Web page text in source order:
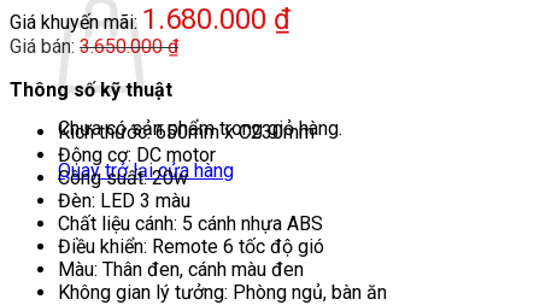
Chưa có sản phẩm trong giỏ hàng.
Quay trở lại cửa hàng
Giá khuyến mãi: 1.680.000 ₫
Giá bán: 3.650.000₫
Thông số kỹ thuật
Kích thước: 650mm x C230mm
Động cơ: DC motor
Công suất: 20w
Đèn: LED 3 màu
Chất liệu cánh: 5 cánh nhựa ABS
Điều khiển: Remote 6 tốc độ gió
Màu: Thân đen, cánh màu đen
Không gian lý tưởng: Phòng ngủ, bàn ăn